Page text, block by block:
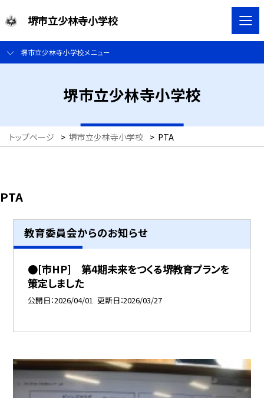
堺市立少林寺小学校
堺市立少林寺小学校メニュー
堺市立少林寺小学校
トップページ > 堺市立少林寺小学校 > PTA
PTA
教育委員会からのお知らせ
●[市HP] 第4期未来をつくる堺教育プランを
策定しました
公開日 2026/04/01 更新日 2026/03/27